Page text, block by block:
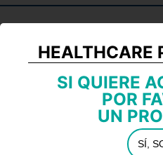
HEALTHCARE
SI QUIERE
POR
UN
SÍ,